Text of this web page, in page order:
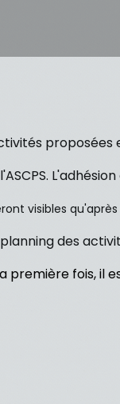
proposées
visibles
des
première fois,